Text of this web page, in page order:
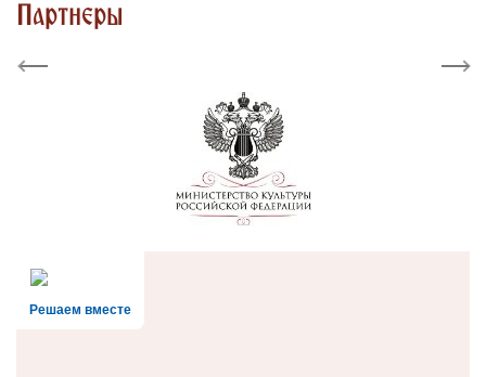
Партнеры
Previous Next
Решаем вместе